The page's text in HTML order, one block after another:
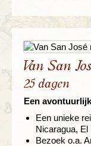
Van San
25 dagen
Een
Een unieke
Nicaragua,
Bezoek o.a.